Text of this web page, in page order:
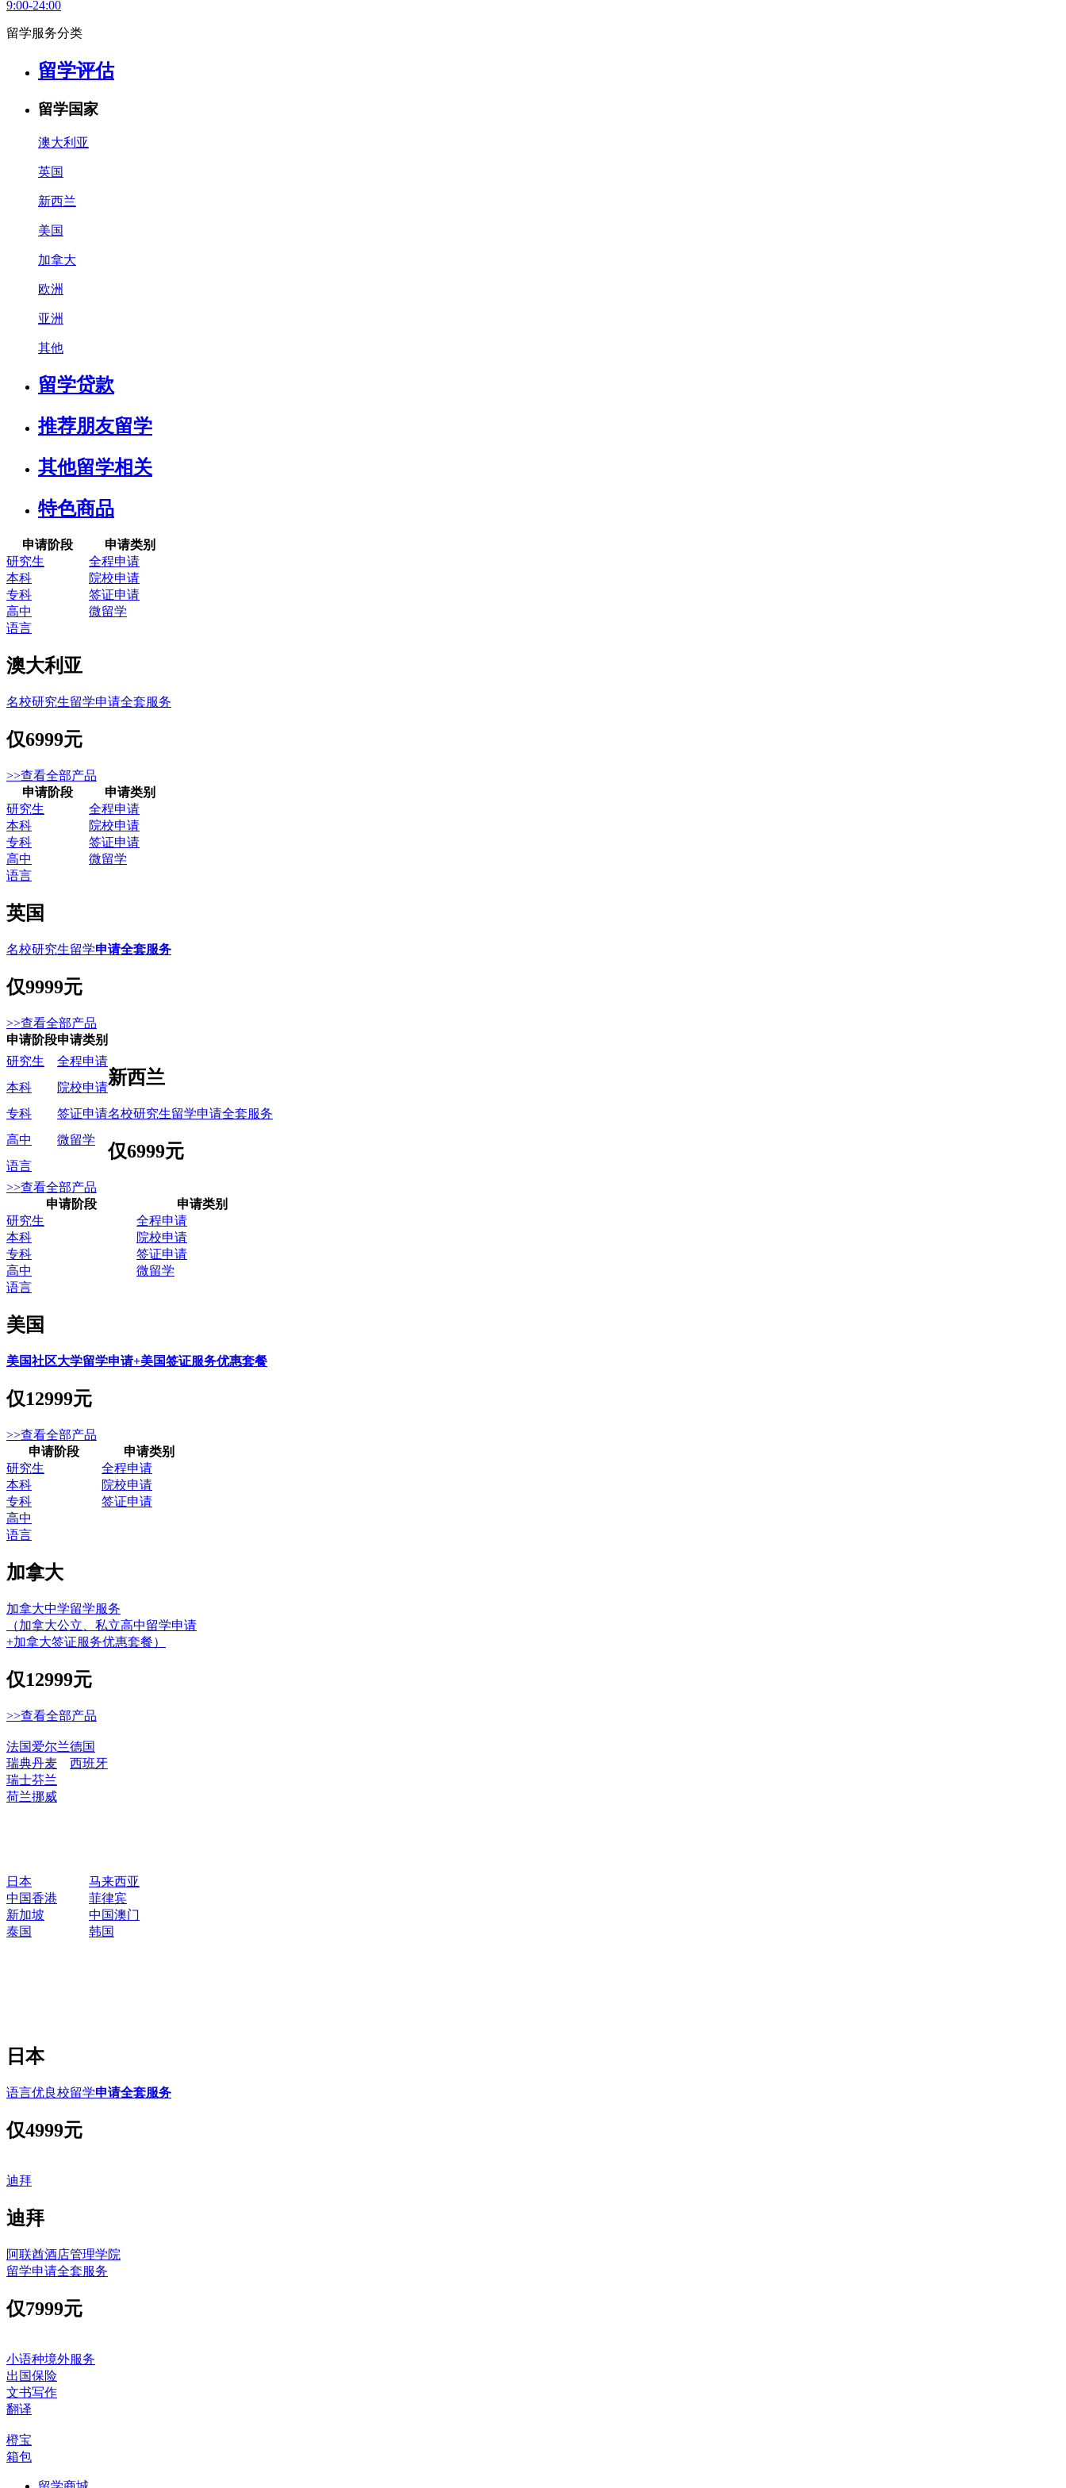
9:00-24:00
留学服务分类
留学评估
留学国家
澳大利亚
英国
新西兰
美国
加拿大
欧洲
亚洲
其他
留学贷款
推荐朋友留学
其他留学相关
特色商品
申请阶段
申请类别
研究生
全程申请
本科
院校申请
专科
签证申请
高中
微留学
语言
澳大利亚
名校研究生留学申请全套服务
仅6999元
>>查看全部产品
申请阶段
申请类别
研究生
全程申请
本科
院校申请
专科
签证申请
高中
微留学
语言
英国
名校研究生留学申请全套服务
仅9999元
>>查看全部产品
申请阶段申请类别
研究生
全程申请
新西兰
名校研究生留学申请全套服务
仅6999元
本科
院校申请
专科
签证申请
高中
微留学
语言
>>查看全部产品
申请阶段
申请类别
研究生
全程申请
本科
院校申请
专科
签证申请
高中
微留学
语言
美国
美国社区大学留学申请+美国签证服务优惠套餐
仅12999元
>>查看全部产品
申请阶段
申请类别
研究生
全程申请
本科
院校申请
专科
签证申请
高中
语言
加拿大
加拿大中学留学服务
（加拿大公立、私立高中留学申请
+加拿大签证服务优惠套餐）
仅12999元
>>查看全部产品
法国爱尔兰德国
瑞典丹麦
西班牙
瑞士芬兰
荷兰挪威
日本
马来西亚
中国香港
菲律宾
新加坡
中国澳门
泰国
韩国
日本
语言优良校留学申请全套服务
仅4999元
迪拜
迪拜
阿联酋酒店管理学院
留学申请全套服务
仅7999元
小语种境外服务
出国保险
文书写作
翻译
橙宝
箱包